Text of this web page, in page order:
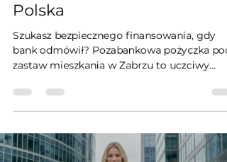
Polska
Szukasz bezpiecznego finansowania, gdy
bank odmówił? Pozabankowa pożyczka pod
zastaw mieszkania w Zabrzu to uczciwy
Jako niezależny inwestor gwarantuję okres
spłaty do 10 lat z pełną amortyzacją, brak
bezpieczny wpis wyłącznie w Dziale IV
Wieczystej (bez utraty własności). Zdobądź